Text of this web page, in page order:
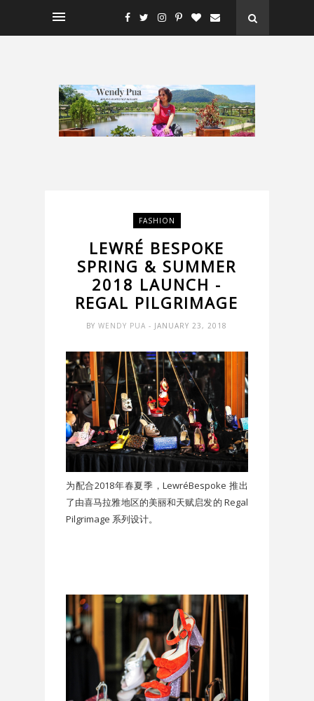
FASHION
LEWRÉ BESPOKE
SPRING & SUMMER
2018 LAUNCH -
REGAL PILGRIMAGE
BYWENDY PUA- JANUARY 23, 2018
为配合2018年春夏季，LewréBespoke 推出
了由喜马拉雅地区的美丽和天赋启发的 Regal
Pilgrimage 系列设计。